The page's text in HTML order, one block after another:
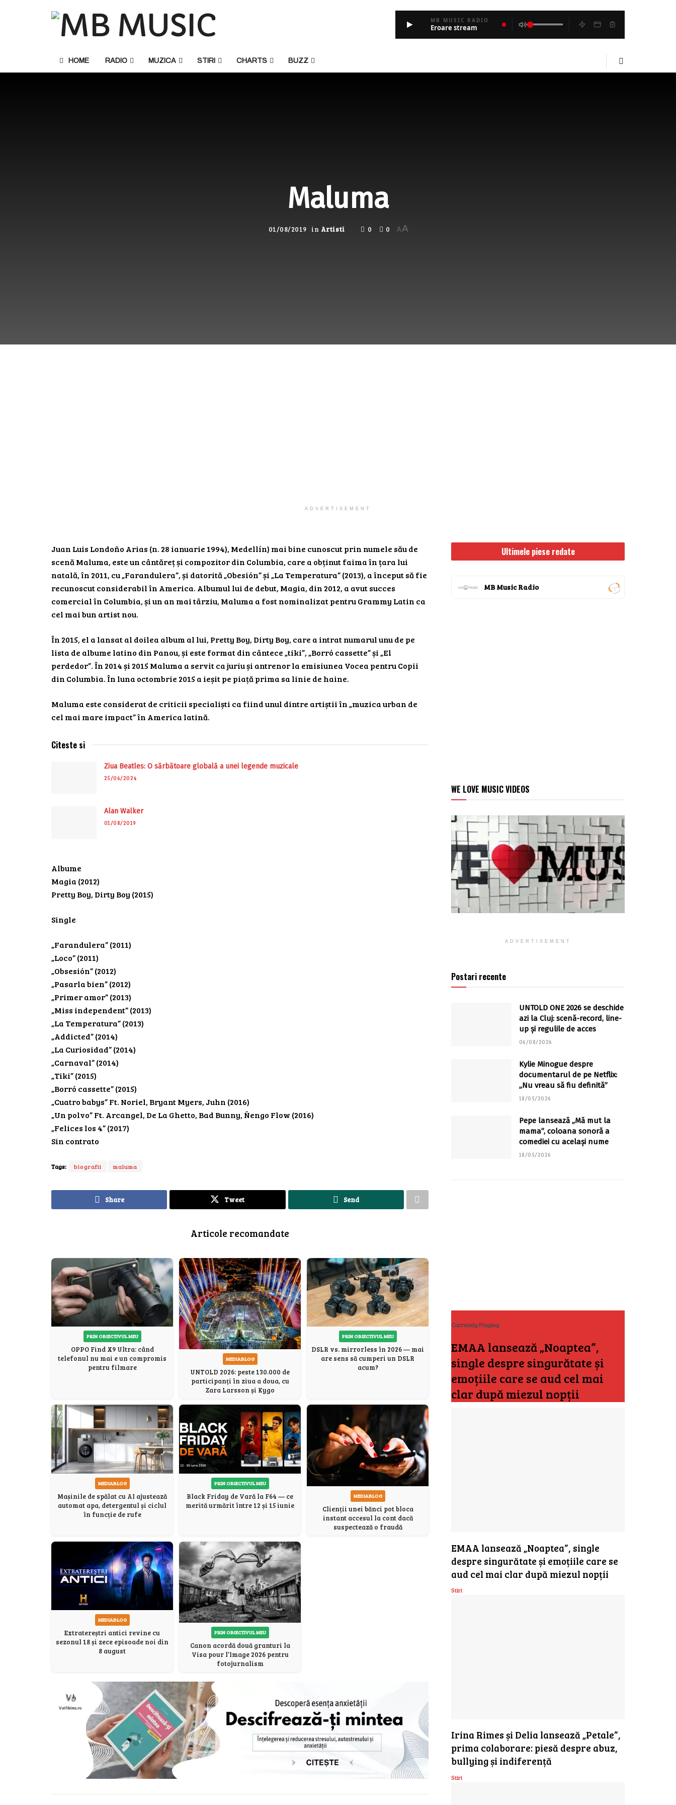
MB MUSIC RADIO
Eroare stream
HOME RADIO MUZICA STIRI CHARTS BUZZ
Maluma
01/08/2019 in Artisti 0 0 AA
ADVERTISEMENT
Juan Luis Londoño Arias (n. 28 ianuarie 1994), Medellín) mai bine cunoscut prin numele său de
scenă Maluma, este un cântăreț și compozitor din Columbia, care a obținut faima în țara lui
natală, în 2011, cu „Farandulera”, și datorită „Obesión” și „La Temperatura” (2013), a început să fie
recunoscut considerabil în America. Albumul lui de debut, Magia, din 2012, a avut succes
comercial în Columbia, și un an mai târziu, Maluma a fost nominalizat pentru Grammy Latin ca
cel mai bun artist nou.
În 2015, el a lansat al doilea album al lui, Pretty Boy, Dirty Boy, care a intrat numarul unu de pe
lista de albume latino din Panou, și este format din cântece „tiki”, „Borró cassette” și „El
perdedor”. În 2014 și 2015 Maluma a servit ca juriu și antrenor la emisiunea Vocea pentru Copii
din Columbia. În luna octombrie 2015 a ieșit pe piață prima sa linie de haine.
Maluma este considerat de criticii specialiști ca fiind unul dintre artiștii în „muzica urban de
cel mai mare impact” în America latină.
Citeste si
Ziua Beatles: O sărbătoare globală a unei legende muzicale
25/06/2024
Alan Walker
01/08/2019
Albume
Magia (2012)
Pretty Boy, Dirty Boy (2015)
Single
„Farandulera” (2011)
„Loco” (2011)
„Obsesión” (2012)
„Pasarla bien” (2012)
„Primer amor” (2013)
„Miss independent” (2013)
„La Temperatura” (2013)
„Addicted” (2014)
„La Curiosidad” (2014)
„Carnaval” (2014)
„Tiki” (2015)
„Borró cassette” (2015)
„Cuatro babys” Ft. Noriel, Bryant Myers, Juhn (2016)
„Un polvo” Ft. Arcangel, De La Ghetto, Bad Bunny, Ñengo Flow (2016)
„Felices los 4” (2017)
Sin contrato
Tags: biografii maluma
Share Tweet Send
Articole recomandate
PRIN OBIECTIVUL MEU
OPPO Find X9 Ultra: când
telefonul nu mai e un compromis
pentru filmare
MEDIABLOG
UNTOLD 2026: peste 130.000 de
participanți în ziua a doua, cu
Zara Larsson și Kygo
PRIN OBIECTIVUL MEU
DSLR vs. mirrorless în 2026 — mai
are sens să cumperi un DSLR
acum?
MEDIABLOG
Mașinile de spălat cu AI ajustează
automat apa, detergentul și ciclul
în funcție de rufe
PRIN OBIECTIVUL MEU
Black Friday de Vară la F64 — ce
merită urmărit între 12 și 15 iunie
MEDIABLOG
Clienții unei bănci pot bloca
instant accesul la cont dacă
suspectează o fraudă
MEDIABLOG
Extratereștri antici revine cu
sezonul 18 și zece episoade noi din
8 august
PRIN OBIECTIVUL MEU
Canon acordă două granturi la
Visa pour l’Image 2026 pentru
fotojurnalism
Ultimele piese redate
MB Music Radio
WE LOVE MUSIC VIDEOS
ADVERTISEMENT
Postari recente
UNTOLD ONE 2026 se deschide
azi la Cluj: scenă-record, line-
up și regulile de acces
06/08/2026
Kylie Minogue despre
documentarul de pe Netflix:
„Nu vreau să fiu definită”
18/05/2026
Pepe lansează „Mă mut la
mama”, coloana sonoră a
comediei cu același nume
18/05/2026
Currently Playing
EMAA lansează „Noaptea”,
single despre singurătate și
emoțiile care se aud cel mai
clar după miezul nopții
EMAA lansează „Noaptea”, single
despre singurătate și emoțiile care se
aud cel mai clar după miezul nopții
Stiri
Irina Rimes și Delia lansează „Petale”,
prima colaborare: piesă despre abuz,
bullying și indiferență
Stiri